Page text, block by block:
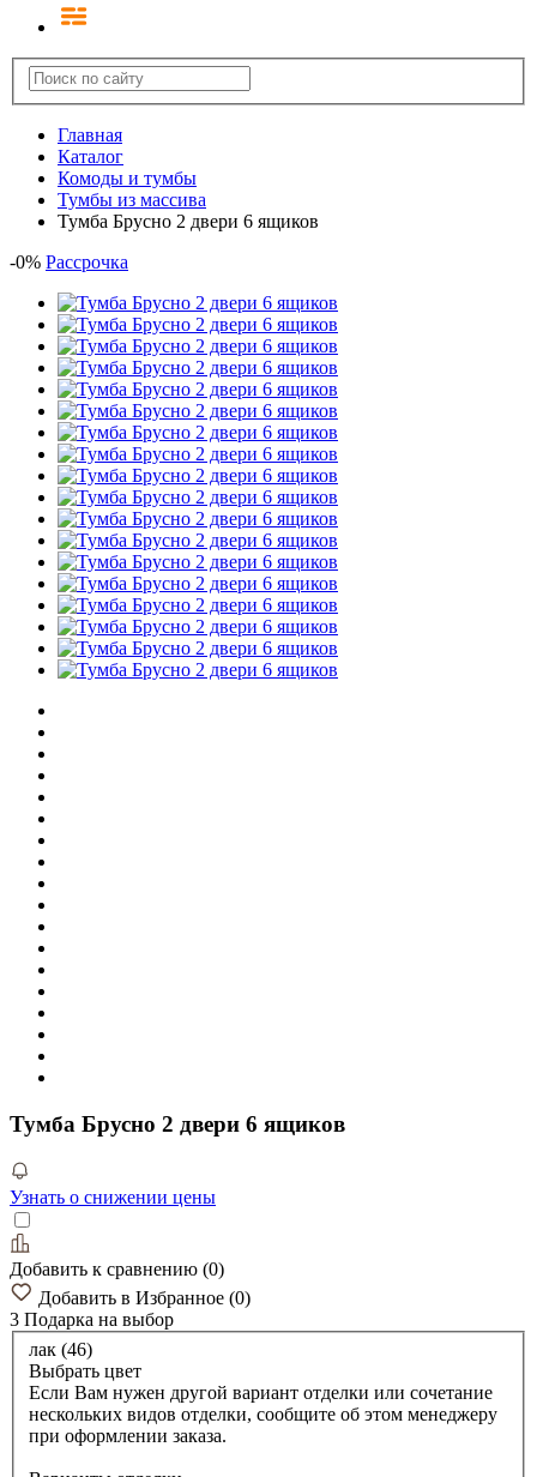
Главная
Каталог
Комоды и тумбы
Тумбы из массива
Тумба Брусно 2 двери 6 ящиков
-0% Рассрочка
Тумба Брусно 2 двери 6 ящиков
Узнать о снижении цены
Добавить к сравнению (0)
Добавить в Избранное (0)
3 Подарка на выбор
лак (46)
Выбрать цвет
Если Вам нужен другой вариант отделки или сочетание
нескольких видов отделки, сообщите об этом менеджеру
при оформлении заказа.